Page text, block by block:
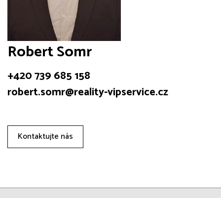
Robert Somr
+420 739 685 158
robert.somr@reality-vipservice.cz
Kontaktujte nás